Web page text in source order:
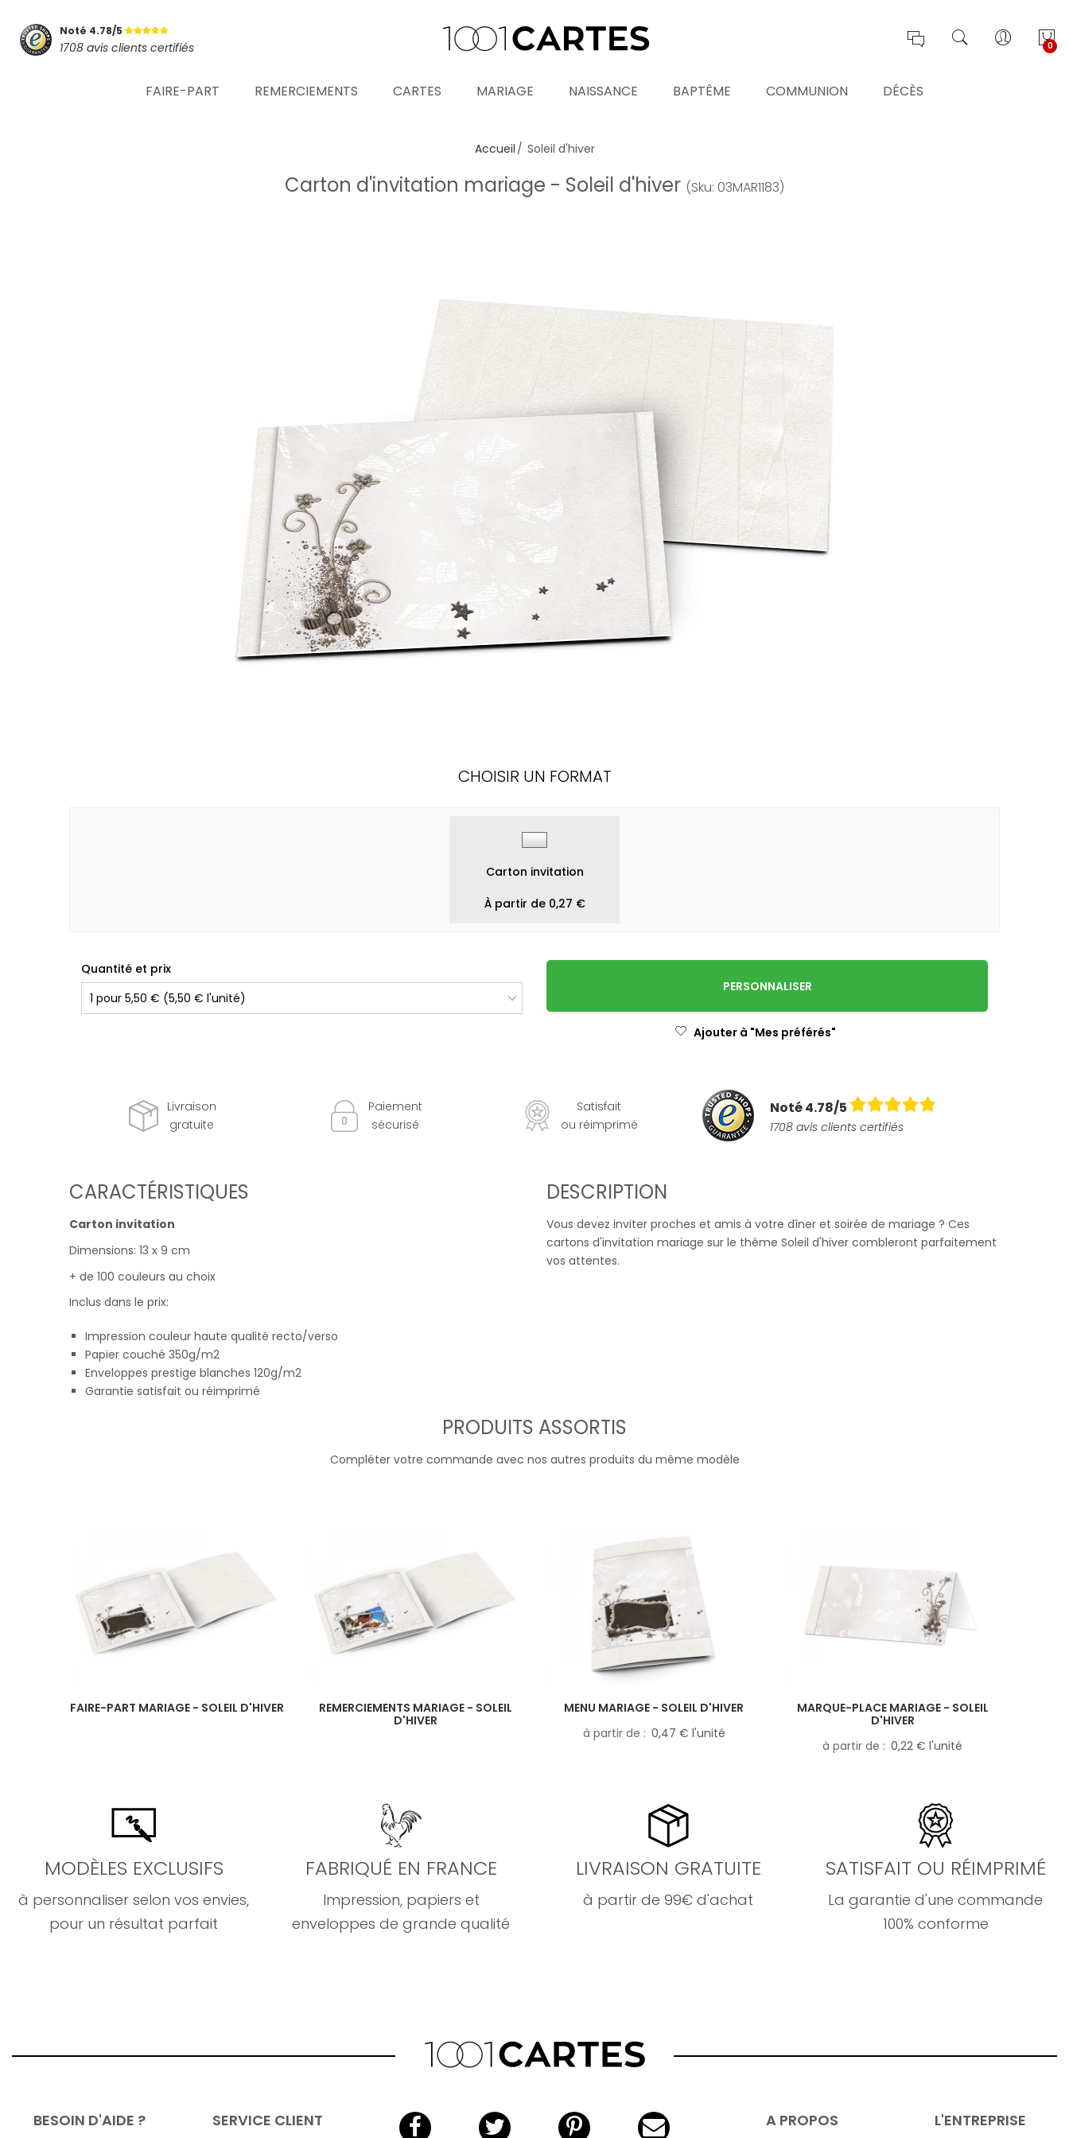
Noté 4.78/5
1708 avis clients certifiés 0
FAIRE-PART REMERCIEMENTS CARTES MARIAGE NAISSANCE BAPTÊME COMMUNION DÉCÈS
Accueil Soleil d'hiver
Carton d'invitation mariage - Soleil d'hiver (Sku: 03MAR1183)
CHOISIR UN FORMAT
Carton invitation
À partir de 0,27 €
Quantité et prix
PERSONNALISER
Ajouter à "Mes préférés"
Livraison
gratuite
Paiement
sécurisé
Satisfait
ou réimprimé
Noté 4.78/5
1708 avis clients certifiés
CARACTÉRISTIQUES
Carton invitation
Dimensions: 13 x 9 cm
+ de 100 couleurs au choix
Inclus dans le prix:
Impression couleur haute qualité recto/verso
Papier couché 350g/m2
Enveloppes prestige blanches 120g/m2
Garantie satisfait ou réimprimé
DESCRIPTION
Vous devez inviter proches et amis à votre dîner et soirée de mariage ? Ces
cartons d'invitation mariage sur le thème Soleil d'hiver combleront parfaitement
vos attentes.
PRODUITS ASSORTIS
Compléter votre commande avec nos autres produits du même modèle
FAIRE-PART MARIAGE - SOLEIL D'HIVER
REMERCIEMENTS MARIAGE - SOLEIL
D'HIVER
MENU MARIAGE - SOLEIL D'HIVER
à partir de
0,47 € l'unité
MARQUE-PLACE MARIAGE - SOLEIL
D'HIVER
à partir de
0,22 € l'unité
MODÈLES EXCLUSIFS
à personnaliser selon vos envies,
pour un résultat parfait
FABRIQUÉ EN FRANCE
Impression, papiers et
enveloppes de grande qualité
LIVRAISON GRATUITE
à partir de 99€ d'achat
SATISFAIT OU RÉIMPRIMÉ
La garantie d'une commande
100% conforme
BESOIN D'AIDE ? SERVICE CLIENT A PROPOS L'ENTREPRISE